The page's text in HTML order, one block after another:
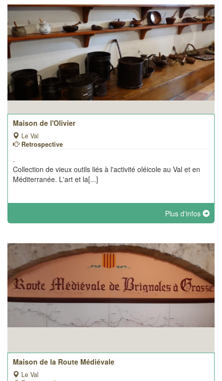
Maison de l'Olivier
Le Val
Retrospective
.
Collection de vieux outils liés à l'activité oléicole au Val et en
Méditerranée. L'art et la[...]
Plus d'infos
Maison de la Route Médiévale
Le Val